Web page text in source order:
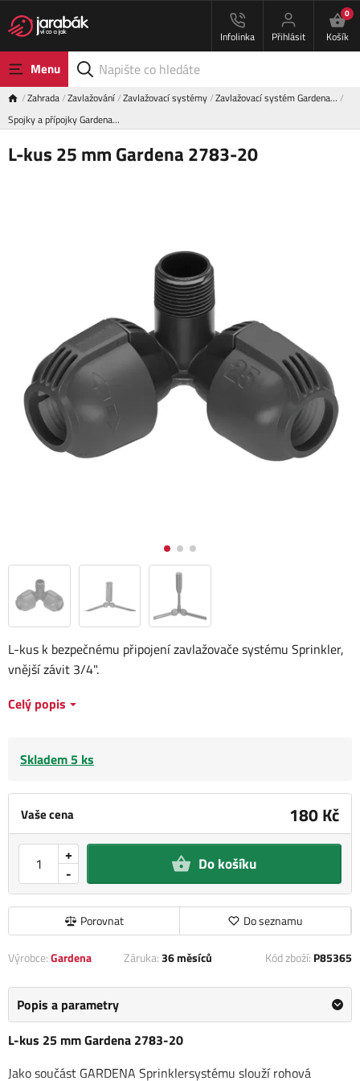
Infolinka Přihlásit
0
Košík
Menu
Zahrada Zavlažování Zavlažovací systémy Zavlažovací systém Gardena…
Spojky a přípojky Gardena…
L-kus 25 mm Gardena 2783-20
Vaše cena 180 Kč
-
+ Do košíku
Porovnat Do seznamu
L-kus k bezpečnému připojení zavlažovače systému Sprinkler,
vnější závit 3/4".
Celý popis
Skladem 5 ks
Výrobce:Gardena Záruka:36 měsíců Kód zboží: P85365
Popis a parametry
L-kus 25 mm Gardena 2783-20
Jako součást GARDENA Sprinklersystému slouží rohová